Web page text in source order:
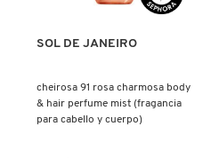
SOL DE JANEIRO
cheirosa 91 rosa charmosa body
& hair perfume mist (fragancia
para cabello y cuerpo)